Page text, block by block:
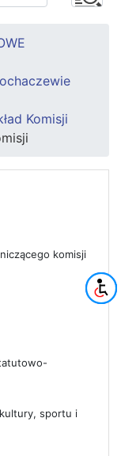
Komisji
komisji
sportu i